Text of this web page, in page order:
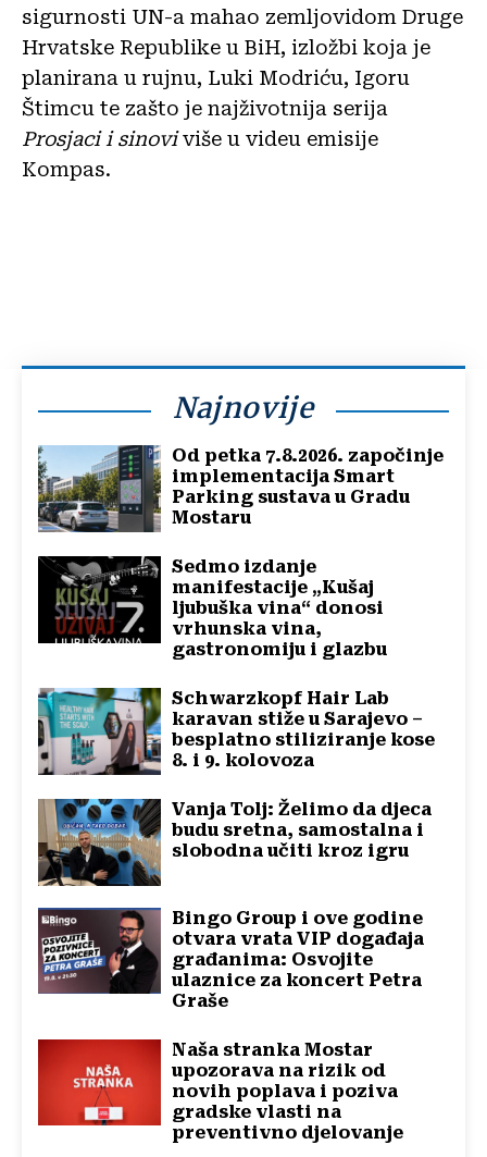
sigurnosti UN-a mahao zemljovidom Druge
Hrvatske Republike u BiH, izložbi koja je
planirana u rujnu, Luki Modriću, Igoru
Štimcu te zašto je najživotnija serija
Prosjaci i sinoviviše u videu emisije
Kompas.
Najnovije
Od petka 7.8.2026. započinje
implementacija Smart
Parking sustava u Gradu
Mostaru
Sedmo izdanje
manifestacije „Kušaj
ljubuška vina“ donosi
vrhunska vina,
gastronomiju i glazbu
Schwarzkopf Hair Lab
karavan stiže u Sarajevo –
besplatno stiliziranje kose
8. i 9. kolovoza
Vanja Tolj: Želimo da djeca
budu sretna, samostalna i
slobodna učiti kroz igru
Bingo Group i ove godine
otvara vrata VIP događaja
građanima: Osvojite
ulaznice za koncert Petra
Graše
Naša stranka Mostar
upozorava na rizik od
novih poplava i poziva
gradske vlasti na
preventivno djelovanje